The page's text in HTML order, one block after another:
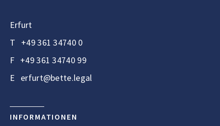
Erfurt
T +49 361 34740 0
F +49 361 34740 99
E erfurt@bette.legal
INFORMATIONEN